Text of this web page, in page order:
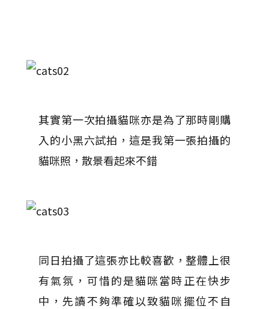
其實第一次拍攝貓咪亦是為了那時剛購
入的小黑六試拍，這是我第一張拍攝的
貓咪照，散景看起來不錯
同日拍攝了這張亦比較喜歡，整體上很
有氣氛，可惜的是貓咪當時正在快步
中，先讀不夠準確以致貓咪擺位不自